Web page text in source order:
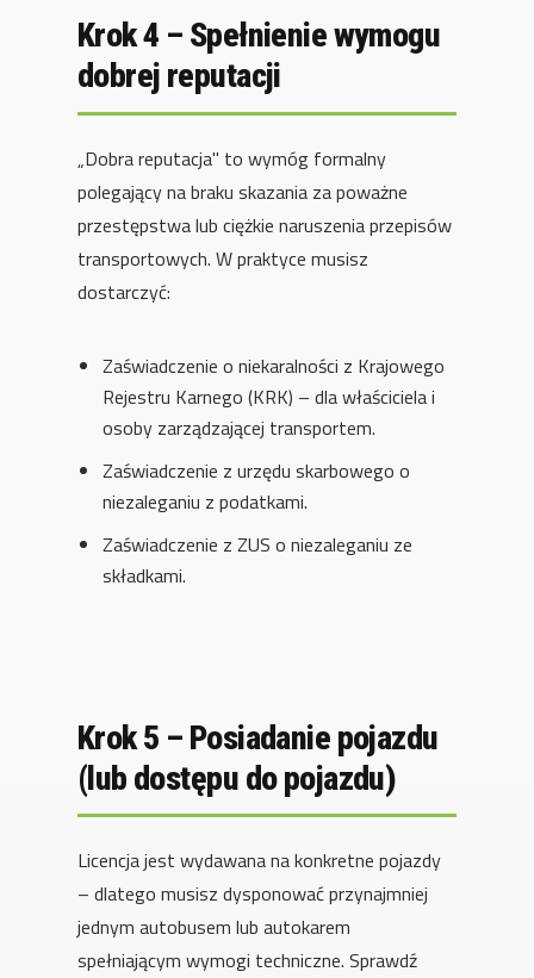
Krok 4 – Spełnienie wymogu
dobrej reputacji
„Dobra reputacja" to wymóg formalny
polegający na braku skazania za poważne
przestępstwa lub ciężkie naruszenia przepisów
transportowych. W praktyce musisz
dostarczyć:
Zaświadczenie o niekaralności z Krajowego
Rejestru Karnego (KRK) – dla właściciela i
osoby zarządzającej transportem.
Zaświadczenie z urzędu skarbowego o
niezaleganiu z podatkami.
Zaświadczenie z ZUS o niezaleganiu ze
składkami.
Krok 5 – Posiadanie pojazdu
(lub dostępu do pojazdu)
Licencja jest wydawana na konkretne pojazdy
– dlatego musisz dysponować przynajmniej
jednym autobusem lub autokarem
spełniającym wymogi techniczne. Sprawdź